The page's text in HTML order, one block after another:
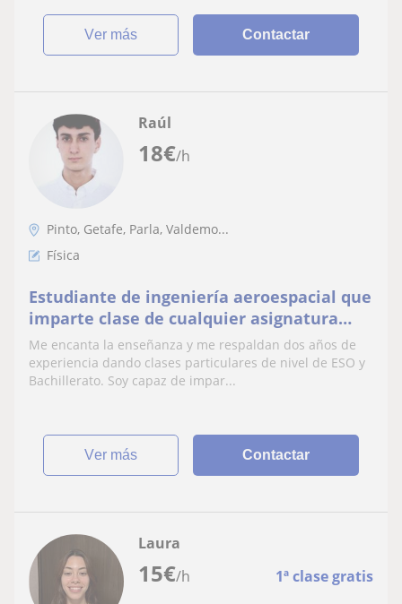
ver más Contactar
18€/h
Raúl
Pinto, Getafe, Parla, Valdemo...
Física
Estudiante de ingeniería aeroespacial que
imparte clase de cualquier asignatura
nivel de ESO y bachillerato.
Me encanta la enseñanza y me respaldan dos años de
experiencia dando clases particulares de nivel de ESO y
Bachillerato. Soy capaz de impar...
ver más Contactar
15€/h 1ª clase gratis
Laura